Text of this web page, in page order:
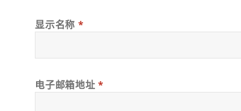
显示名称 *
电子邮箱地址 *